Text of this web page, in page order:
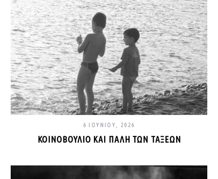
6 ΙΟΥΝΊΟΥ, 2026
ΚΟΙΝΟΒΟΎΛΙΟ ΚΑΙ ΠΆΛΗ ΤΩΝ ΤΆΞΕΩΝ